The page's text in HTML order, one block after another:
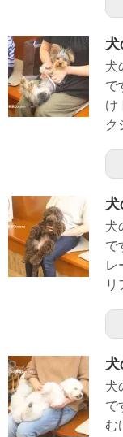
犬
で
け
ク
犬
で
レ
リ
犬
で
む